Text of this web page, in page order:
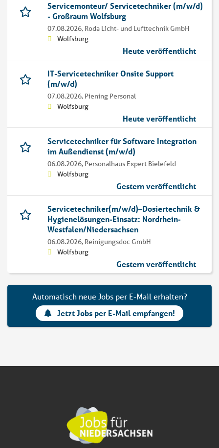
Servicemonteur/ Servicetechniker (m/w/d)
- Großraum Wolfsburg
07.08.2026, Roda Licht- und Lufttechnik GmbH
Wolfsburg
Heute veröffentlicht
IT-Servicetechniker Onsite Support
(m/w/d)
07.08.2026, Piening Personal
Wolfsburg
Heute veröffentlicht
Servicetechniker für Software Integration
im Außendienst (m/w/d)
06.08.2026, Personalhaus Expert Bielefeld
Wolfsburg
Gestern veröffentlicht
Servicetechniker(m/w/d)–Dosiertechnik &
Hygienelösungen-Einsatz: Nordrhein-
Westfalen/Niedersachsen
06.08.2026, Reinigungsdoc GmbH
Wolfsburg
Gestern veröffentlicht
Automatisch neue Jobs per E-Mail erhalten?
Jetzt Jobs per E-Mail empfangen!